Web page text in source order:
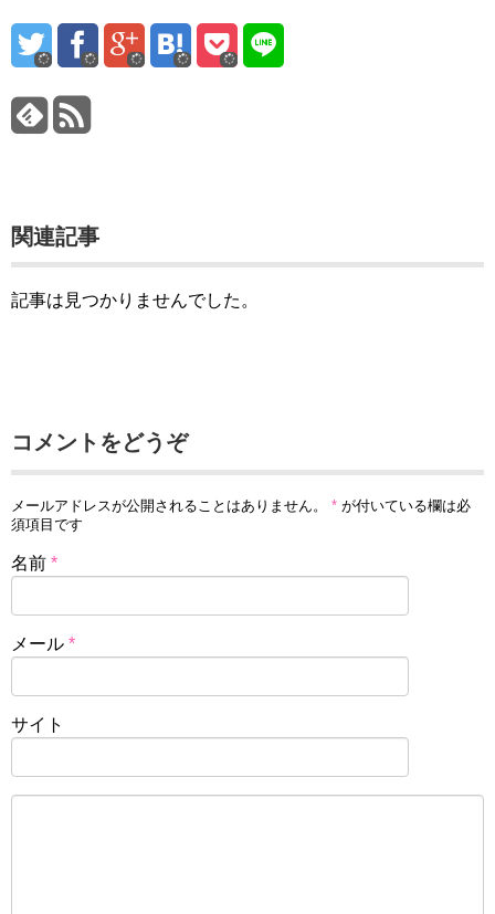
関連記事
記事は見つかりませんでした。
コメントをどうぞ
メールアドレスが公開されることはありません。 * が付いている欄は必
須項目です
名前 *
メール *
サイト